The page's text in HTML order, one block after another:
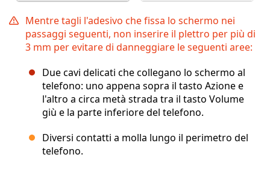
Mentre tagli l'adesivo che fissa lo schermo nei
passaggi seguenti, non inserire il plettro per più di
3 mm per evitare di danneggiare le seguenti aree:
Due cavi delicati che collegano lo schermo al
telefono: uno appena sopra il tasto Azione e
l'altro a circa metà strada tra il tasto Volume
giù e la parte inferiore del telefono.
Diversi contatti a molla lungo il perimetro del
telefono.